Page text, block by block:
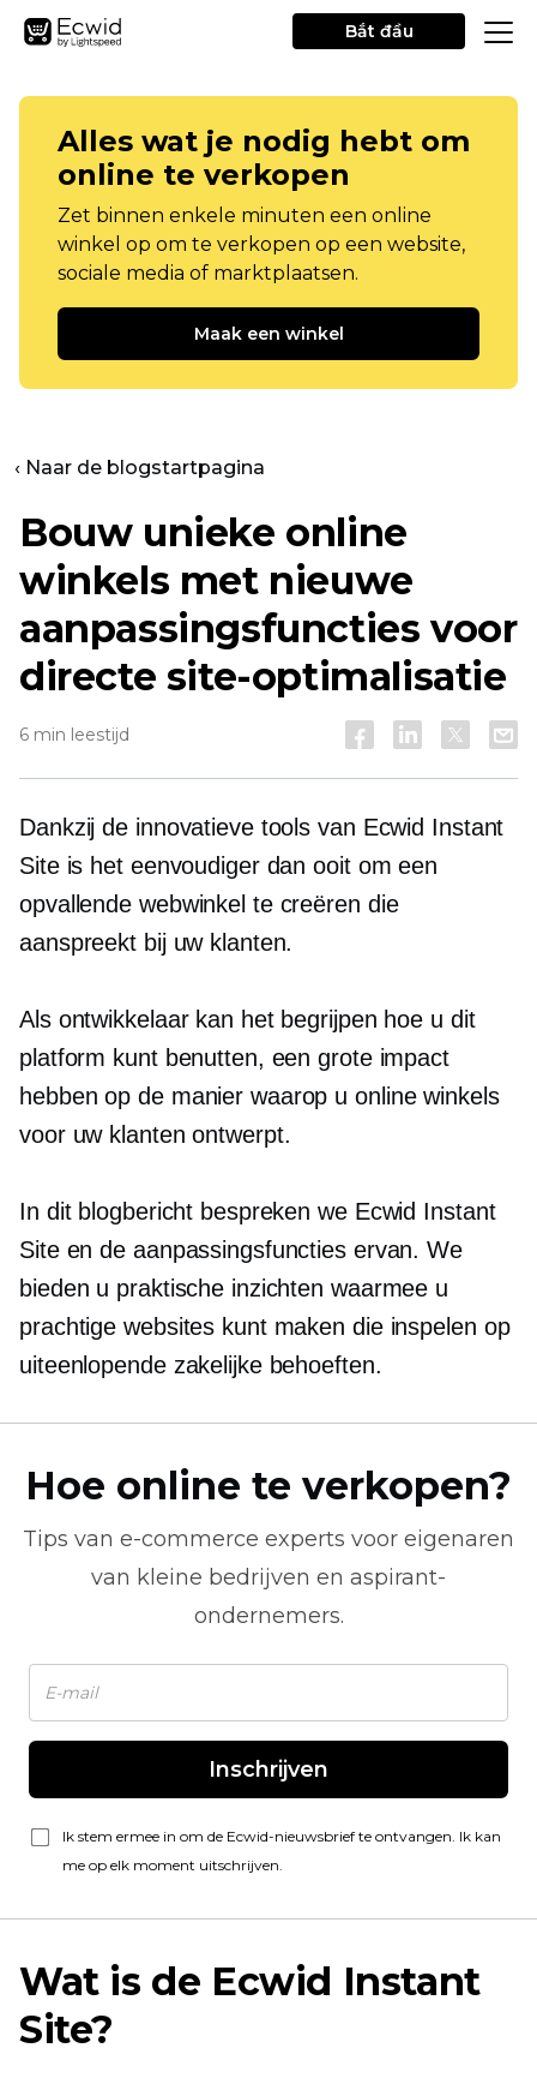
Bắt đầu
Alles wat je nodig hebt om
online te verkopen
Zet binnen enkele minuten een online
winkel op om te verkopen op een website,
sociale media of marktplaatsen.
Maak een winkel
‹ Naar de blogstartpagina
Bouw unieke online
winkels met nieuwe
aanpassingsfuncties voor
directe site-optimalisatie
6 min leestijd
Dankzij de innovatieve tools van Ecwid Instant
Site is het eenvoudiger dan ooit om een ​​
opvallende webwinkel te creëren die
aanspreekt bij uw klanten.
Als ontwikkelaar kan het begrijpen hoe u dit
platform kunt benutten, een grote impact
hebben op de manier waarop u online winkels
voor uw klanten ontwerpt.
In dit blogbericht bespreken we Ecwid Instant
Site en de aanpassingsfuncties ervan. We
bieden u praktische inzichten waarmee u
prachtige websites kunt maken die inspelen op
uiteenlopende zakelijke behoeften.
Hoe online te verkopen?
Tips van e-commerce experts voor eigenaren
van kleine bedrijven en aspirant-
ondernemers.
Inschrijven
Ik stem ermee in om de Ecwid-nieuwsbrief te ontvangen. Ik kan
me op elk moment uitschrijven.
Wat is de Ecwid Instant
Site?